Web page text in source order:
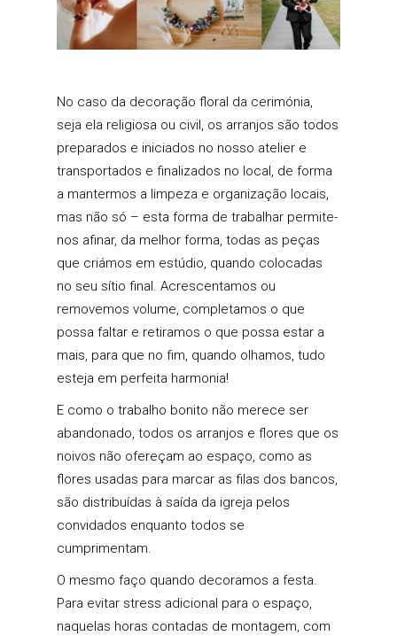
No caso da decoração floral da cerimónia,
seja ela religiosa ou civil, os arranjos são todos
preparados e iniciados no nosso atelier e
transportados e finalizados no local, de forma
a mantermos a limpeza e organização locais,
mas não só – esta forma de trabalhar permite-
nos afinar, da melhor forma, todas as peças
que criámos em estúdio, quando colocadas
no seu sítio final. Acrescentamos ou
removemos volume, completamos o que
possa faltar e retiramos o que possa estar a
mais, para que no fim, quando olhamos, tudo
esteja em perfeita harmonia!
E como o trabalho bonito não merece ser
abandonado, todos os arranjos e flores que os
noivos não ofereçam ao espaço, como as
flores usadas para marcar as filas dos bancos,
são distribuídas à saída da igreja pelos
convidados enquanto todos se
cumprimentam.
O mesmo faço quando decoramos a festa.
Para evitar stress adicional para o espaço,
naquelas horas contadas de montagem, com